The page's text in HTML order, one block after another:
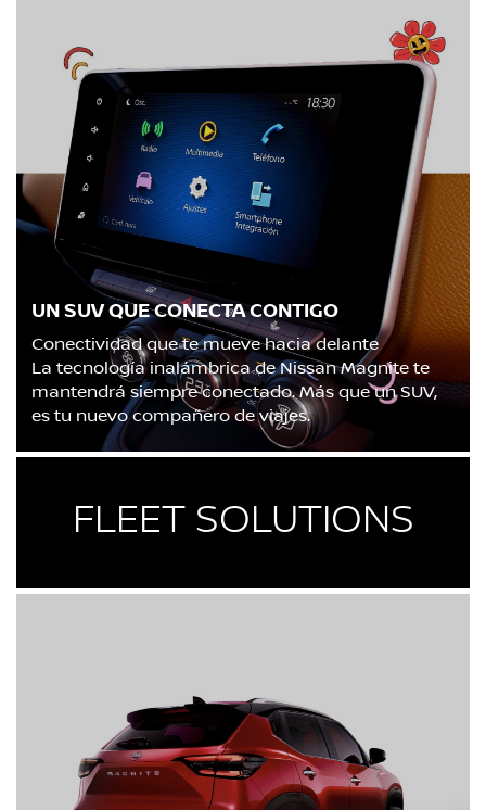
UN SUV QUE CONECTA CONTIGO
Conectividad que te mueve hacia delante
La tecnología inalámbrica de Nissan Magnite te
mantendrá siempre conectado. Más que un SUV,
es tu nuevo compañero de viajes.
FLEET SOLUTIONS